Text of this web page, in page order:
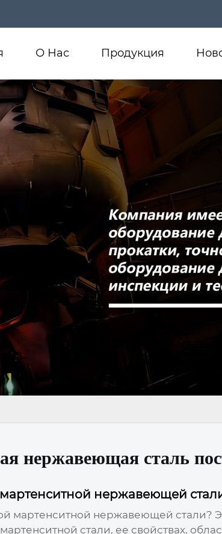
О Нас Продукция
нержавеющая сталь
нержавеющей
мартенситной нержавеющей стали?
стали, ее свойствах,